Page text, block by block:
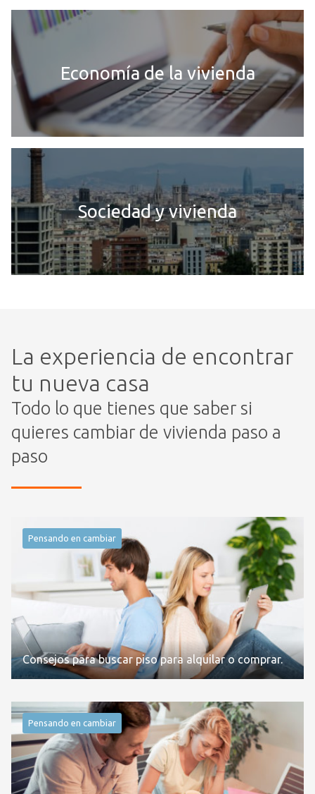
Economía de la vivienda
Sociedad y vivienda
La experiencia de encontrar
tu nueva casa
Todo lo que tienes que saber si
quieres cambiar de vivienda paso a
paso
Pensando en cambiar
Consejos para buscar piso para alquilar o comprar.
Pensando en cambiar